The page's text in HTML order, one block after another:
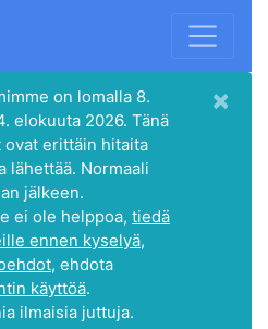
on lomalla 8.
elokuuta 2026. Tänä
ovat erittäin hitaita
lähettää. Normaali
jälkeen.
ei ole helppoa, tiedä
ennen kyselyä,
, ehdota
käyttöä.
ilmaisia juttuja.
×